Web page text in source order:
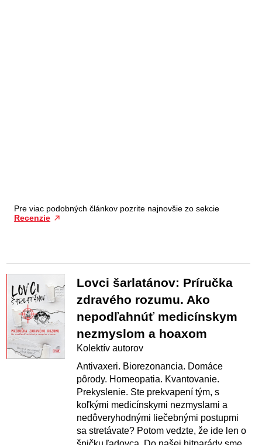
Pre viac podobných článkov pozrite najnovšie zo sekcie
Recenzie
Lovci šarlatánov: Príručka
zdravého rozumu. Ako
nepodľahnúť medicínskym
nezmyslom a hoaxom
Kolektív autorov
Antivaxeri. Biorezonancia. Domáce
pôrody. Homeopatia. Kvantovanie.
Prekyslenie. Ste prekvapení tým, s
koľkými medicínskymi nezmyslami a
nedôveryhodnými liečebnými postupmi
sa stretávate? Potom vedzte, že ide len o